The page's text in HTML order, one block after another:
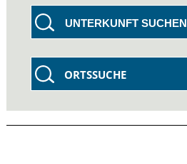
UNTERKUNFT SUCHEN
ORTSSUCHE